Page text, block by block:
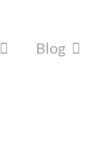
Blog